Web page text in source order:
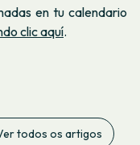
en tu calendario
clic aquí.
todos os artigos